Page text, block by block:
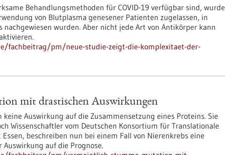
Behandlungsmethoden für COVID-19 verfügbar sind, wurde
von Blutplasma genesener Patienten zugelassen, in
nachgewiesen wurden. Aber nicht jede Art von Antikörper kann
fachbeitrag/pm/neue-studie-zeigt-die-komplexitaet-der-
mit drastischen Auswirkungen
Auswirkung auf die Zusammensetzung eines Proteins. Sie
Wissenschaftler vom Deutschen Konsortium für Translationale
beschreiben nun bei einem Fall von Nierenkrebs eine
auf die Prognose.